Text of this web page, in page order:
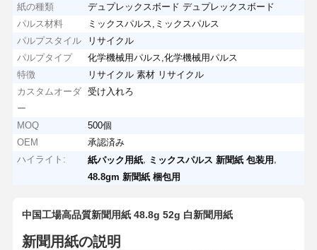
紙の種類
デュプレックスボード デュプレックスボード
パルス材料
ミックスパルス,ミックスパルス
パルプスタイル
リサイクル
パルプタイプ
化学機械用パルス,化学機械用パルス
特徴
リサイクル 素材 リサイクル
カスタムオーダ
ー
受け入れろ
MOQ
500個
OEM
承認済み
ハイライト:
紙パック用紙 ミックスパルス 新聞紙 包装用
48.8gm 新聞紙 梱包用
中国工場高品質新聞用紙 48.8g 52g 白新聞用紙
新聞用紙の説明